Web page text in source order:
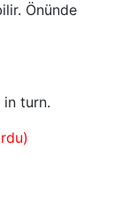
Önünde
turn.